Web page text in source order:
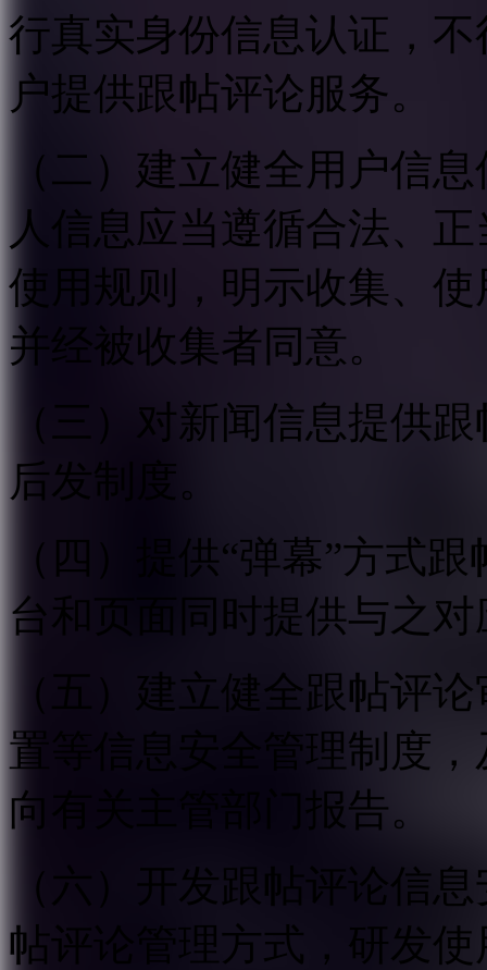
行真实身份信息认证，
户提供跟帖评论服务。
（二）建立健全用户信
人信息应当遵循合法、
使用规则，明示收集、
并经被收集者同意。
（三）对新闻信息提供
后发制度。
（四）提供“弹幕”方式
台和页面同时提供与之
（五）建立健全跟帖评
置等信息安全管理制度
向有关主管部门报告。
（六）开发跟帖评论信
帖评论管理方式，研发